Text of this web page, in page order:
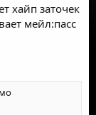
хайп заточек
мейл:пасс